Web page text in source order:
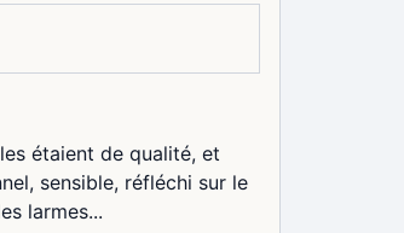
étaient de qualité, et
sensible, réfléchi sur le
larmes...